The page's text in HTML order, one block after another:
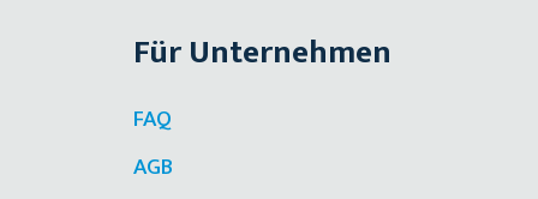
Für Unternehmen
FAQ
AGB